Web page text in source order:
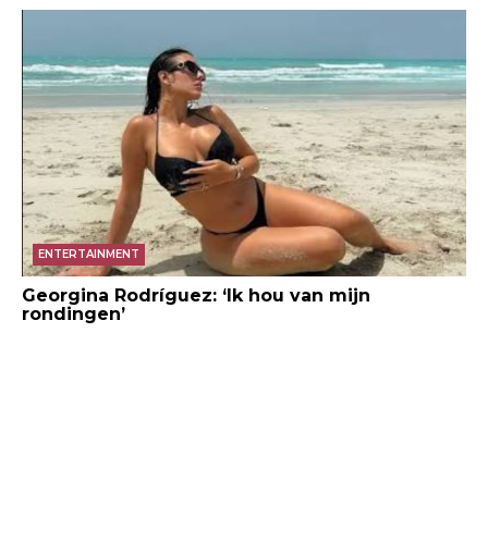
ENTERTAINMENT
Georgina Rodríguez: ‘Ik hou van mijn
rondingen’